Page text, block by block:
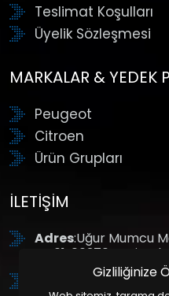
Teslimat Koşulları
Üyelik Sözleşmesi
MARKALAR & YEDEK
Peugeot
Citroen
Ürün Grupları
İLETIŞIM
Adres:Uğur Mumcu
No:61, 06370
: +90 (312) 354
Gizliliğinize